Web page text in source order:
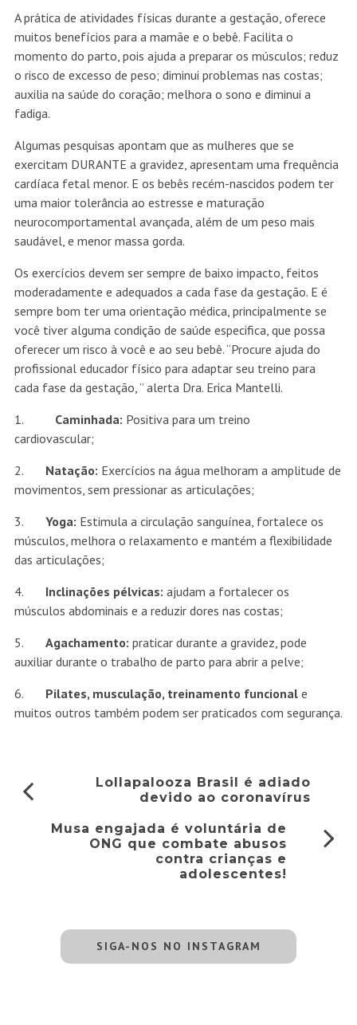
A prática de atividades físicas durante a gestação, oferece
muitos benefícios para a mamãe e o bebê. Facilita o
momento do parto, pois ajuda a preparar os músculos; reduz
o risco de excesso de peso; diminui problemas nas costas;
auxilia na saúde do coração; melhora o sono e diminui a
fadiga.
Algumas pesquisas apontam que as mulheres que se
exercitam DURANTE a gravidez, apresentam uma frequência
cardíaca fetal menor. E os bebês recém-nascidos podem ter
uma maior tolerância ao estresse e maturação
neurocomportamental avançada, além de um peso mais
saudável, e menor massa gorda.
Os exercícios devem ser sempre de baixo impacto, feitos
moderadamente e adequados a cada fase da gestação. E é
sempre bom ter uma orientação médica, principalmente se
você tiver alguma condição de saúde especifica, que possa
oferecer um risco à você e ao seu bebê. “Procure ajuda do
profissional educador físico para adaptar seu treino para
cada fase da gestação, ” alerta Dra. Erica Mantelli. ⠀
1. ⠀ Caminhada: Positiva para um treino
cardiovascular; ⠀
2. Natação: Exercícios na água melhoram a amplitude de
movimentos, sem pressionar as articulações; ⠀
3. Yoga: Estimula a circulação sanguínea, fortalece os
músculos, melhora o relaxamento e mantém a flexibilidade
das articulações; ⠀
4. Inclinações pélvicas: ajudam a fortalecer os
músculos abdominais e a reduzir dores nas costas; ⠀
5. Agachamento: praticar durante a gravidez, pode
auxiliar durante o trabalho de parto para abrir a pelve;
6. Pilates, musculação, treinamento funcionale
muitos outros também podem ser praticados com segurança.
Lollapalooza Brasil é adiado
devido ao coronavírus
Musa engajada é voluntária de
ONG que combate abusos
contra crianças e
adolescentes!
SIGA-NOS NO INSTAGRAM